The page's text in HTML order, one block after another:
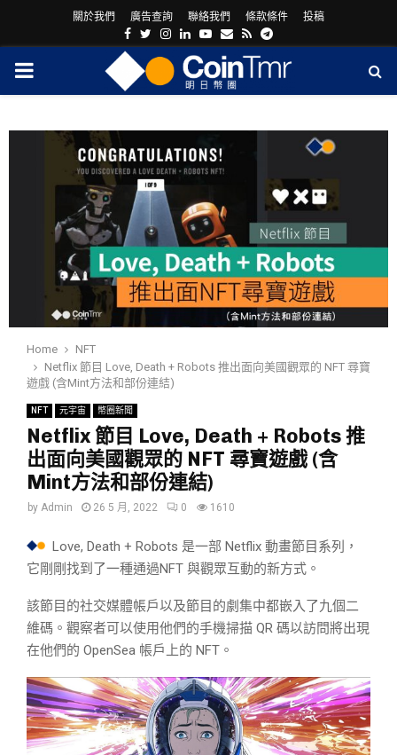
關於我們 廣告查詢 聯絡我們 條款條件 投稿
Facebook
Twitter
Instagram
LinkedinYoutube
Email
RssTelegram
PRIMARY
Home
NFT
Netflix 節目 Love, Death + Robots 推出面向美國觀眾的 NFT 尋寶
遊戲 (含Mint方法和部份連結)
NFT 元宇宙 幣圈新聞
Netflix 節目 Love, Death + Robots 推
出面向美國觀眾的 NFT 尋寶遊戲 (含
Mint方法和部份連結)
by Admin 26 5 月, 2022 0 1610
Love, Death + Robots 是一部 Netflix 動畫節目系列，
它剛剛找到了一種通過NFT 與觀眾互動的新方式。
該節目的社交媒體帳戶以及節目的劇集中都嵌入了九個二
維碼。觀察者可以使用他們的手機掃描 QR 碼以訪問將出現
在他們的 OpenSea 帳戶上的 NFT。